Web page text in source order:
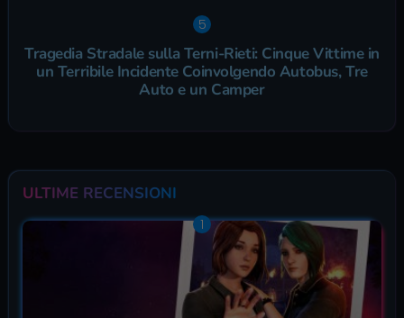
Tragedia Stradale sulla Terni-Rieti: Cinque Vittime in
un Terribile Incidente Coinvolgendo Autobus, Tre
Auto e un Camper
ULTIME RECENSIONI